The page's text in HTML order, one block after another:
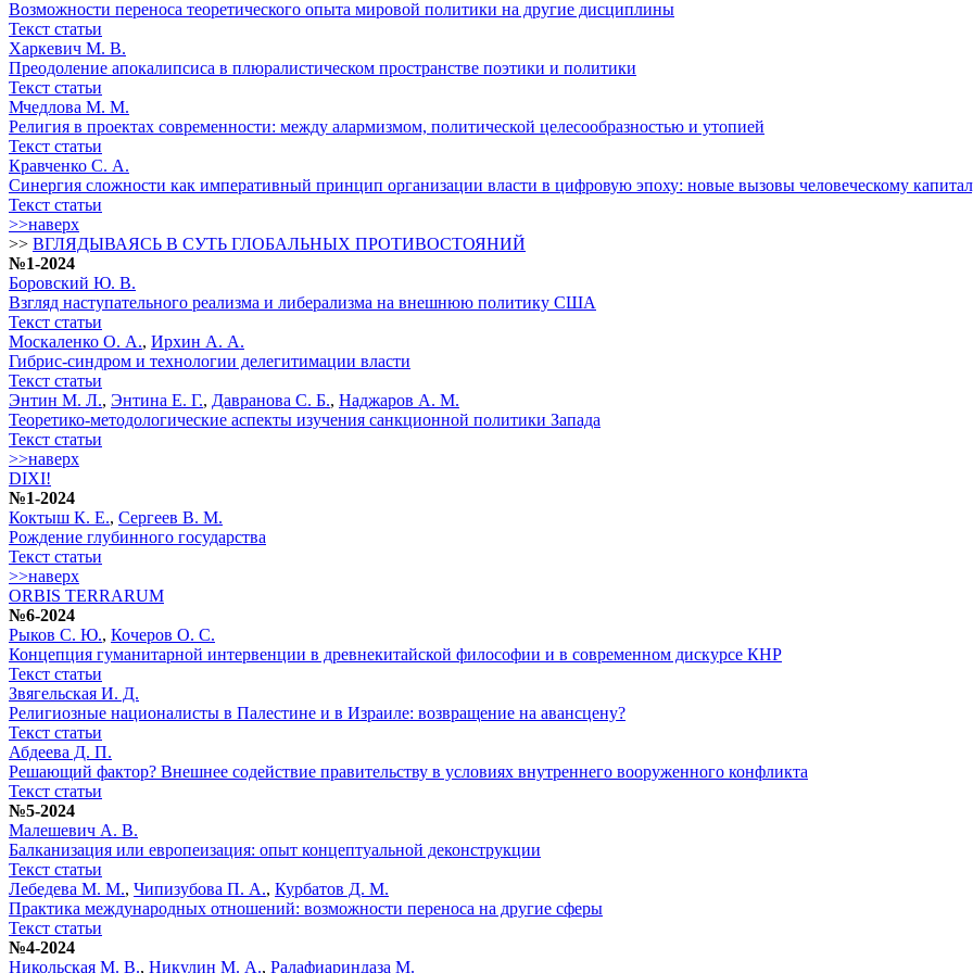
Возможности переноса теоретического опыта мировой политики на другие дисциплины
Текст статьи
Харкевич М. В.
Преодоление апокалипсиса в плюралистическом пространстве поэтики и политики
Текст статьи
Мчедлова М. М.
Религия в проектах современности: между алармизмом, политической целесообразностью и утопией
Текст статьи
Кравченко С. А.
Синергия сложности как императивный принцип организации власти в цифровую эпоху: новые вызовы человеческому
Текст статьи
>>наверх
>> ВГЛЯДЫВАЯСЬ В СУТЬ ГЛОБАЛЬНЫХ ПРОТИВОСТОЯНИЙ
№1-2024
Боровский Ю. В.
Взгляд наступательного реализма и либерализма на внешнюю политику США
Текст статьи
Москаленко О. А., Ирхин А. А.
Гибрис-синдром и технологии делегитимации власти
Текст статьи
Энтин М. Л., Энтина Е. Г., Давранова С. Б., Наджаров А. М.
Теоретико-методологические аспекты изучения санкционной политики Запада
Текст статьи
>>наверх
DIXI!
№1-2024
Коктыш К. Е., Сергеев В. М.
Рождение глубинного государства
Текст статьи
>>наверх
ORBIS TERRARUM
№6-2024
Рыков С. Ю., Кочеров О. С.
Концепция гуманитарной интервенции в древнекитайской философии и в современном дискурсе КНР
Текст статьи
Звягельская И. Д.
Религиозные националисты в Палестине и в Израиле: возвращение на авансцену?
Текст статьи
Абдеева Д. П.
Решающий фактор? Внешнее содействие правительству в условиях внутреннего вооруженного конфликта
Текст статьи
№5-2024
Малешевич А. В.
Балканизация или европеизация: опыт концептуальной деконструкции
Текст статьи
Лебедева М. М., Чипизубова П. А., Курбатов Д. М.
Практика международных отношений: возможности переноса на другие сферы
Текст статьи
№4-2024
Никольская М. В., Никулин М. А., Ралафиариндаза М.